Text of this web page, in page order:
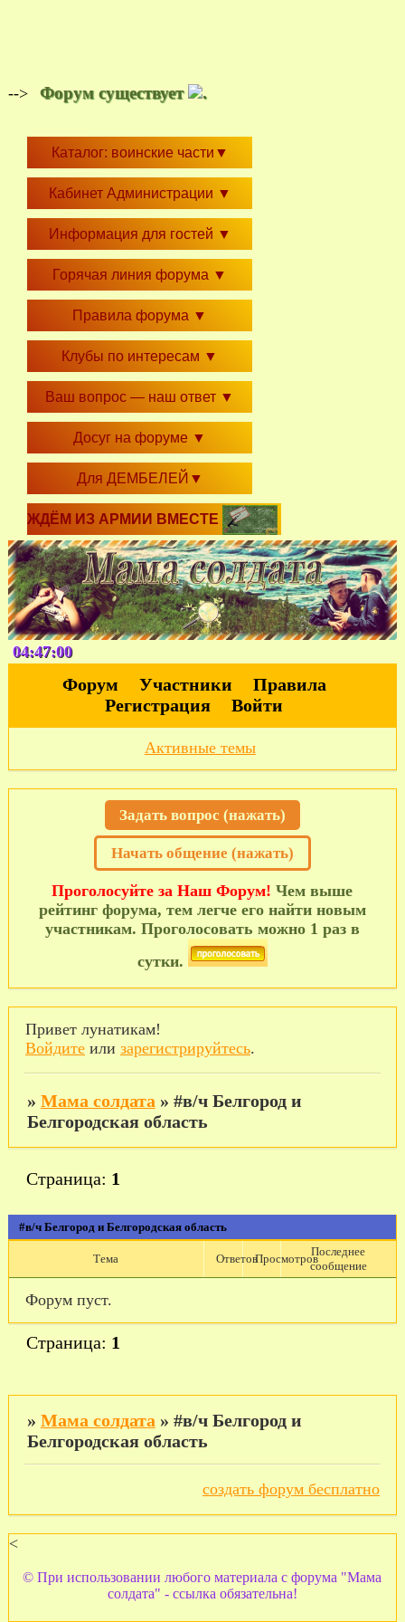
--> Форум существует .
Каталог: воинские части ▼
Кабинет Администрации ▼
Информация для гостей ▼
Горячая линия форума ▼
Правила форума ▼
Клубы по интересам ▼
Ваш вопрос — наш ответ ▼
Досуг на форуме ▼
Для ДЕМБЕЛЕЙ ▼
ЖДЁМ ИЗ АРМИИ ВМЕСТЕ
04:47:01
Форум Участники
Правила
Регистрация
Войти
Активные темы
Задать вопрос (нажать)
Начать общение (нажать)
Проголосуйте за Наш Форум! Чем выше
рейтинг форума, тем легче его найти новым
участникам. Проголосовать можно 1 раз в
сутки.
Привет лунатикам!
Войдитеили зарегистрируйтесь.
» Мама солдата » #в/ч Белгород и
Белгородская область
#в/ч Белгород и Белгородская область
Страница: 1
Тема ОтветовПросмотров
Последнее
сообщение
Форум пуст.
Страница: 1
» Мама солдата » #в/ч Белгород и
Белгородская область
создать форум бесплатно
<
© При использовании любого материала с форума "Мама
солдата" - ссылка обязательна!